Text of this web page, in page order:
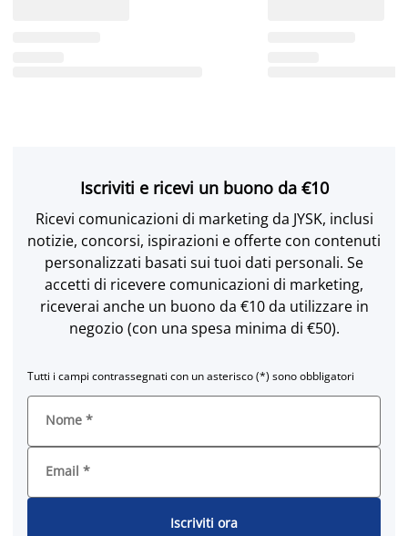
Iscriviti e ricevi un buono da €10
Ricevi comunicazioni di marketing da JYSK, inclusi
notizie, concorsi, ispirazioni e offerte con contenuti
personalizzati basati sui tuoi dati personali. Se
accetti di ricevere comunicazioni di marketing,
riceverai anche un buono da €10 da utilizzare in
negozio (con una spesa minima di €50).
Tutti i campi contrassegnati con un asterisco (*) sono obbligatori
Nome *
Email *
Iscriviti ora